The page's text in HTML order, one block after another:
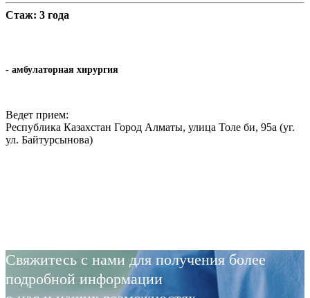
Стаж: 3 года
- амбулаторная хирургия
Ведет прием:
Республика Казахстан Город Алматы, улица Толе би, 95а (уг.
ул. Байтурсынова)
Свяжитесь с нами для получения более
подробной информации